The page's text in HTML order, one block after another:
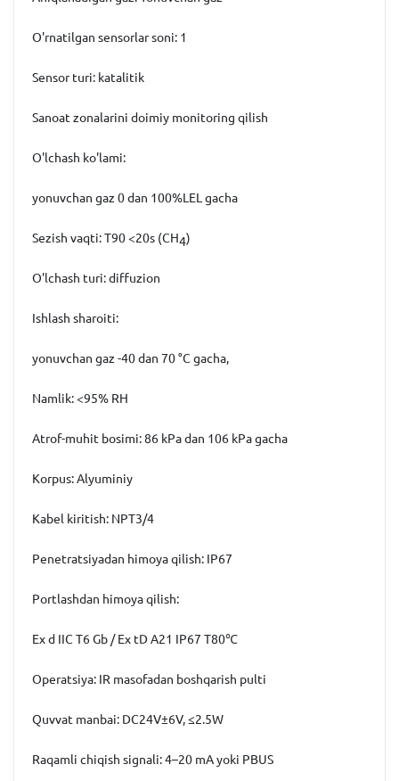
O'rnatilgan sensorlar soni: 1
Sensor turi: katalitik
Sanoat zonalarini doimiy monitoring qilish
O'lchash ko'lami:
yonuvchan gaz 0 dan 100%LEL gacha
Sezish vaqti:T90 <20s (СН4)
O'lchash turi:diffuzion
Ishlash sharoiti:
yonuvchan gaz -40 dan 70 °С gacha,
Namlik:<95% RH
Atrof-muhit bosimi:86 kPa dan 106 kPa gacha
Korpus:Alyuminiy
Kabel kiritish: NPT3/4
Penetratsiyadan himoya qilish: IP67
Portlashdan himoya qilish:
Ex d IIC T6 Gb / Ex tD A21 IP67 T80℃
Operatsiya: IR masofadan boshqarish pulti
Quvvat manbai: DC24V±6V, ≤2.5W
Raqamli chiqish signali:4–20 mА yoki PBUS